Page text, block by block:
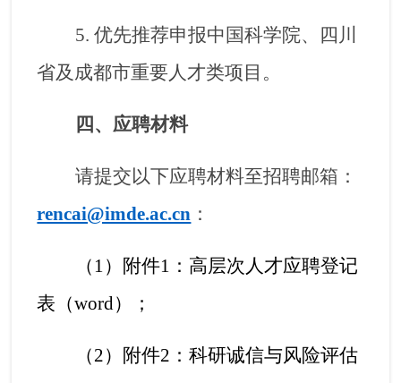
5.优先推荐申报中国科学院、四川
省及成都市重要人才类项目。
四、应聘材料
请提交以下应聘材料至招聘邮箱：
rencai@imde.ac.cn ：
（ 1）附件1 ：高层次人才应聘登记
表（word）；
（2）附件2 ：科研诚信与风险评估